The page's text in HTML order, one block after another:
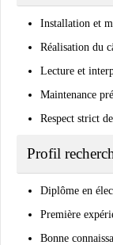
Installation et
Réalisation du
Lecture et
Maintenance
Respect strict
Profil
Diplôme en
Première
Bonne